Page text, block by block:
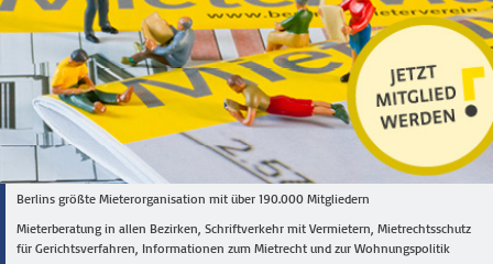
Berlins größte Mieterorganisation mit über 190.000 Mitgliedern
Mieterberatung in allen Bezirken, Schriftverkehr mit Vermietern, Mietrechtsschutz
für Gerichtsverfahren, Informationen zum Mietrecht und zur Wohnungspolitik